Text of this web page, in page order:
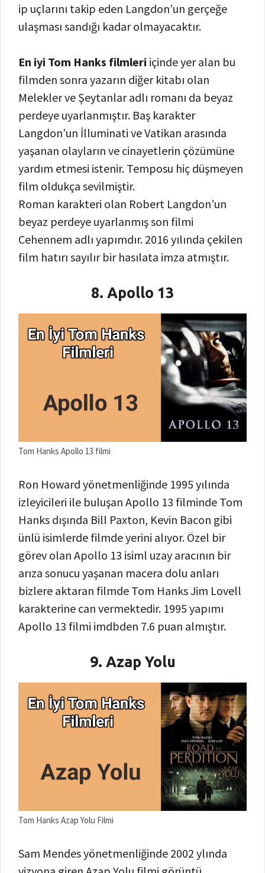
ip uçlarını takip eden Langdon’un gerçeğe
ulaşması sandığı kadar olmayacaktır.
En iyi Tom Hanks filmleri içinde yer alan bu
filmden sonra yazarın diğer kitabı olan
Melekler ve Şeytanlar adlı romanı da beyaz
perdeye uyarlanmıştır. Baş karakter
Langdon’un İlluminati ve Vatikan arasında
yaşanan olayların ve cinayetlerin çözümüne
yardım etmesi istenir. Temposu hiç düşmeyen
film oldukça sevilmiştir.
Roman karakteri olan Robert Langdon’un
beyaz perdeye uyarlanmış son filmi
Cehennem adlı yapımdır. 2016 yılında çekilen
film hatırı sayılır bir hasılata imza atmıştır.
8. Apollo 13
Tom Hanks Apollo 13 filmi
Ron Howard yönetmenliğinde 1995 yılında
izleyicileri ile buluşan Apollo 13 filminde Tom
Hanks dışında Bill Paxton, Kevin Bacon gibi
ünlü isimlerde filmde yerini alıyor. Özel bir
görev olan Apollo 13 isiml uzay aracının bir
arıza sonucu yaşanan macera dolu anları
bizlere aktaran filmde Tom Hanks Jim Lovell
karakterine can vermektedir. 1995 yapımı
Apollo 13 filmi imdbden 7.6 puan almıştır.
9. Azap Yolu
Tom Hanks Azap Yolu Filmi
Sam Mendes yönetmenliğinde 2002 ylında